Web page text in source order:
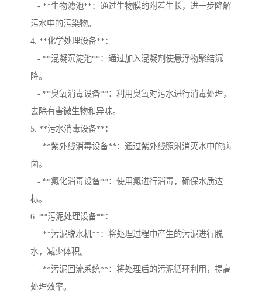
- **生物滤池**：通过生物膜的附着生长，进一步降解
污水中的污染物。
4. **化学处理设备**：
- **混凝沉淀池**：通过加入混凝剂使悬浮物聚结沉
降。
- **臭氧消毒设备**：利用臭氧对污水进行消毒处理，
去除有害微生物和异味。
5. **污水消毒设备**：
- **紫外线消毒设备**：通过紫外线照射消灭水中的病
菌。
- **氯化消毒设备**：使用氯进行消毒，确保水质达
标。
6. **污泥处理设备**：
- **污泥脱水机**：将处理过程中产生的污泥进行脱
水，减少体积。
- **污泥回流系统**：将处理后的污泥循环利用，提高
处理效率。